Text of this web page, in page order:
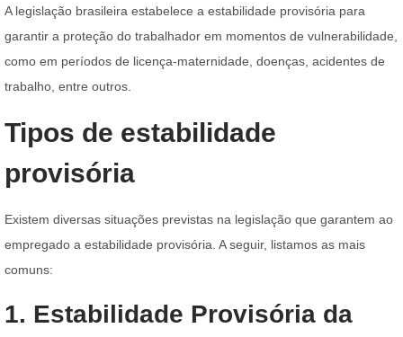
A legislação brasileira estabelece a estabilidade provisória para
garantir a proteção do trabalhador em momentos de vulnerabilidade,
como em períodos de licença-maternidade, doenças, acidentes de
trabalho, entre outros.
Tipos de estabilidade
provisória
Existem diversas situações previstas na legislação que garantem ao
empregado a estabilidade provisória. A seguir, listamos as mais
comuns:
1. Estabilidade Provisória da